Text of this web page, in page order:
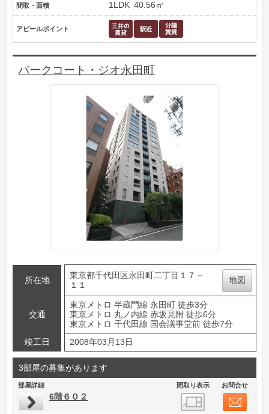
間取・面積 1LDK 40.56㎡
アピールポイント
パークコート・ジオ永田町
所在地
東京都千代田区永田町二丁目１７－
１１
地図
交通
東京メトロ 半蔵門線 永田町 徒歩3分
東京メトロ 丸ノ内線 赤坂見附 徒歩6分
東京メトロ 千代田線 国会議事堂前 徒歩7分
竣工日
2008年03月13日
3部屋の募集があります
部屋詳細 間取り表示 お問合せ
6階６０２